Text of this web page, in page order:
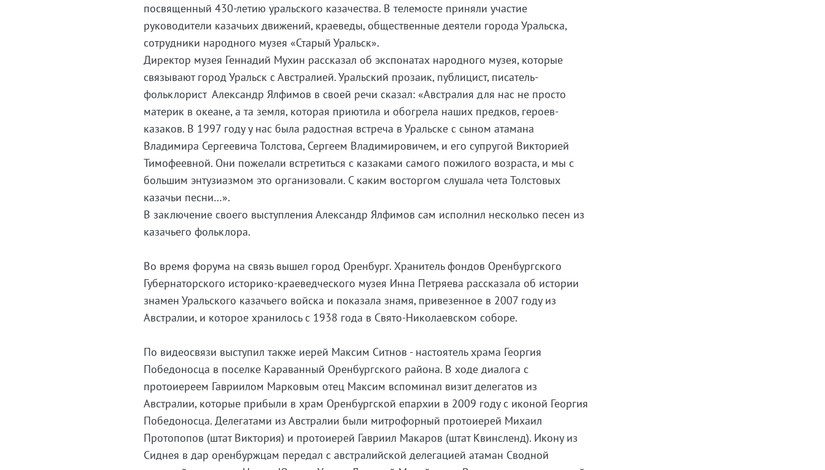
посвященный 430-летию уральского казачества. В телемосте приняли участие
руководители казачьих движений, краеведы, общественные деятели города Уральска,
сотрудники народного музея «Старый Уральск».
Директор музея Геннадий Мухин рассказал об экспонатах народного музея, которые
связывают город Уральск с Австралией. Уральский прозаик, публицист, писатель-
фольклорист Александр Ялфимов в своей речи сказал: «Австралия для нас не просто
материк в океане, а та земля, которая приютила и обогрела наших предков, героев-
казаков. В 1997 году у нас была радостная встреча в Уральске с сыном атамана
Владимира Сергеевича Толстова, Сергеем Владимировичем, и его супругой Викторией
Тимофеевной. Они пожелали встретиться с казаками самого пожилого возраста, и мы с
большим энтузиазмом это организовали. С каким восторгом слушала чета Толстовых
казачьи песни…».
В заключение своего выступления Александр Ялфимов сам исполнил несколько песен из
казачьего фольклора.
Во время форума на связь вышел город Оренбург. Хранитель фондов Оренбургского
Губернаторского историко-краеведческого музея Инна Петряева рассказала об истории
знамен Уральского казачьего войска и показала знамя, привезенное в 2007 году из
Австралии, и которое хранилось с 1938 года в Свято-Николаевском соборе.
По видеосвязи выступил также иерей Максим Ситнов - настоятель храма Георгия
Победоносца в поселке Караванный Оренбургского района. В ходе диалога с
протоиереем Гавриилом Марковым отец Максим вспоминал визит делегатов из
Австралии, которые прибыли в храм Оренбургской епархии в 2009 году с иконой Георгия
Победоносца. Делегатами из Австралии были митрофорный протоиерей Михаил
Протопопов (штат Виктория) и протоиерей Гавриил Макаров (штат Квинсленд). Икону из
Сиднея в дар оренбуржцам передал с австралийской делегацией атаман Сводной